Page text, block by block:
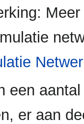
een
er aan